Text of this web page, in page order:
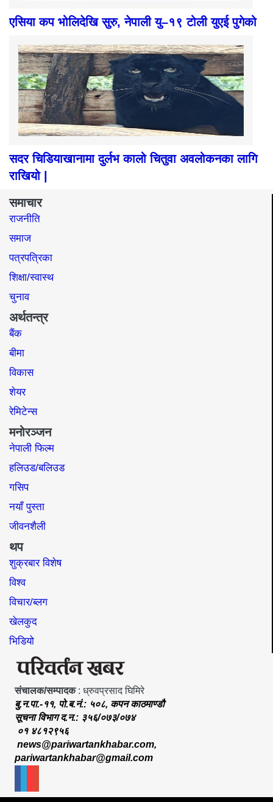
एसिया कप भोलिदेखि सुरु, नेपाली यु–१९ टोली युएई पुगेको
सदर चिडियाखानामा दुर्लभ कालो चितुवा अवलोकनका लागि
राखियो |
समाचार
राजनीति
समाज​
पत्रपत्रिका
शिक्षा/स्वास्थ
चुनाव
अर्थतन्त्र
बैंक
बीमा
विकास
शेयर
रेमिटेन्स
मनोरञ्जन
नेपाली फिल्म
हलिउड/बलिउड
गसिप
नयाँ पुस्ता
जीवनशैली
थप
शुक्रबार विशेष
विश्व
विचार/ब्लग
खेलकुद
भिडियो
संचालक/सम्पादक: ध्रुवप्रसाद घिमिरे
बु.न.पा.-११, पो.ब.नं.: ५०८, कपन काठमाण्डौ
सूचना विभाग द.न.: ३५६/०७३/०७४
०१ ४८१२९५६
news@pariwartankhabar.com,
pariwartankhabar@gmail.com